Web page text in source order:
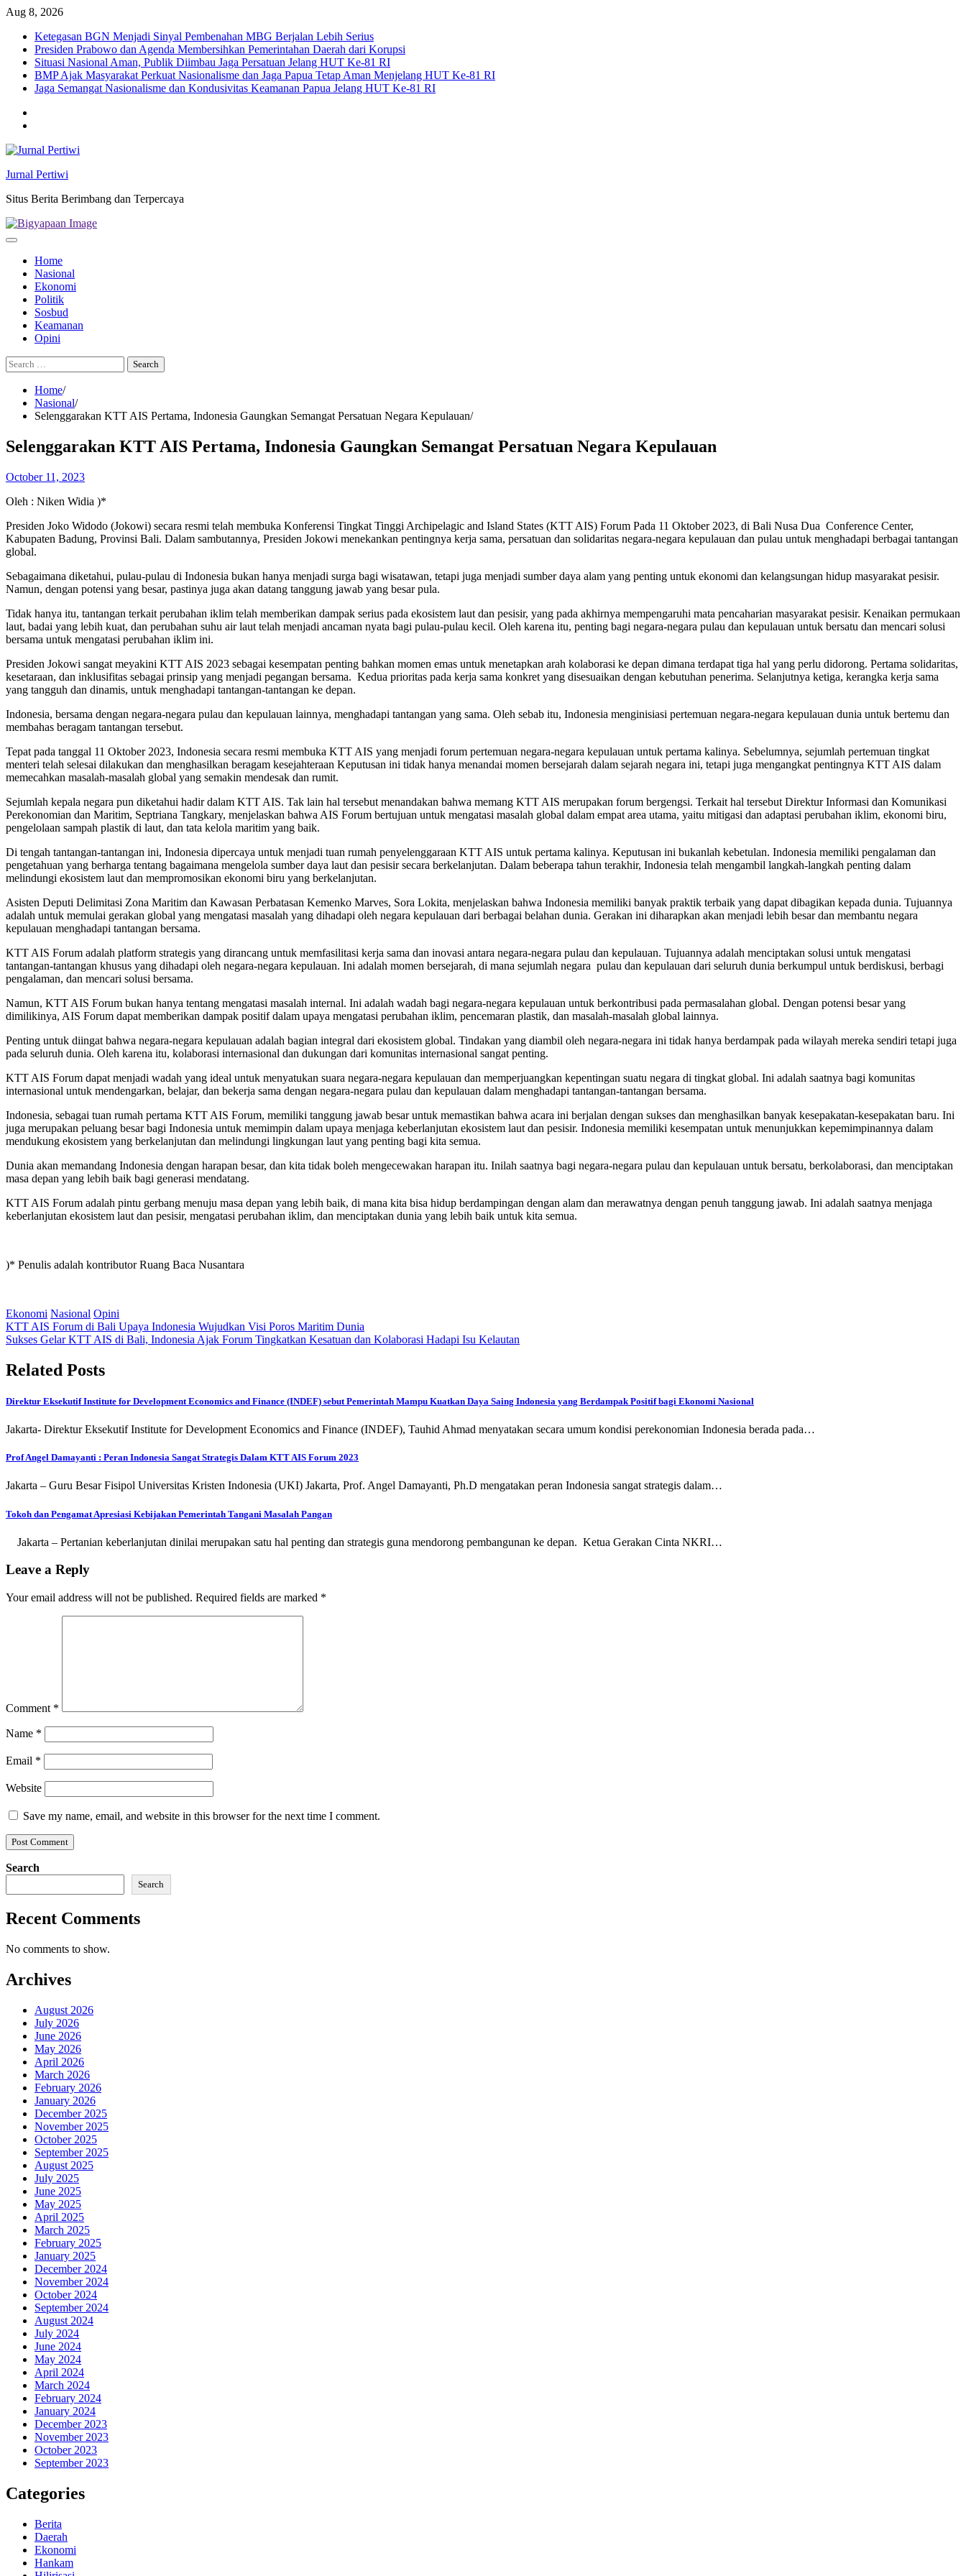
Skip
content
Aug 8, 2026
Ketegasan BGN Menjadi Sinyal Pembenahan MBG Berjalan Lebih Serius
Presiden Prabowo dan Agenda Membersihkan Pemerintahan Daerah dari Korupsi
Situasi Nasional Aman, Publik Diimbau Jaga Persatuan Jelang HUT Ke-81 RI
BMP Ajak Masyarakat Perkuat Nasionalisme dan Jaga Papua Tetap Aman Menjelang HUT Ke-81 RI
Jaga Semangat Nasionalisme dan Kondusivitas Keamanan Papua Jelang HUT Ke-81 RI
Jurnal Pertiwi
Situs Berita Berimbang dan Terpercaya
Home
Nasional
Ekonomi
Politik
Sosbud
Keamanan
Opini
Search
for:
Home
Nasional
Selenggarakan KTT AIS Pertama, Indonesia Gaungkan Semangat Persatuan Negara Kepulauan
Selenggarakan KTT AIS Pertama, Indonesia Gaungkan Semangat Persatuan Negara Kepulauan
October 11, 2023
Oleh : Niken Widia )*
Presiden Joko Widodo (Jokowi) secara resmi telah membuka Konferensi Tingkat Tinggi Archipelagic and Island States (KTT AIS) Forum Pada 11 Oktober 2023, di Bali Nusa Dua Conference Center,
Kabupaten Badung, Provinsi Bali. Dalam sambutannya, Presiden Jokowi menekankan pentingnya kerja sama, persatuan dan solidaritas negara-negara kepulauan dan pulau untuk menghadapi berbagai tantangan
global.
Sebagaimana diketahui, pulau-pulau di Indonesia bukan hanya menjadi surga bagi wisatawan, tetapi juga menjadi sumber daya alam yang penting untuk ekonomi dan kelangsungan hidup masyarakat pesisir.
Namun, dengan potensi yang besar, pastinya juga akan datang tanggung jawab yang besar pula.
Tidak hanya itu, tantangan terkait perubahan iklim telah memberikan dampak serius pada ekosistem laut dan pesisir, yang pada akhirnya mempengaruhi mata pencaharian masyarakat pesisir. Kenaikan permukaan
laut, badai yang lebih kuat, dan perubahan suhu air laut telah menjadi ancaman nyata bagi pulau-pulau kecil. Oleh karena itu, penting bagi negara-negara pulau dan kepulauan untuk bersatu dan mencari solusi
bersama untuk mengatasi perubahan iklim ini.
Presiden Jokowi sangat meyakini KTT AIS 2023 sebagai kesempatan penting bahkan momen emas untuk menetapkan arah kolaborasi ke depan dimana terdapat tiga hal yang perlu didorong. Pertama solidaritas,
kesetaraan, dan inklusifitas sebagai prinsip yang menjadi pegangan bersama. Kedua prioritas pada kerja sama konkret yang disesuaikan dengan kebutuhan penerima. Selanjutnya ketiga, kerangka kerja sama
yang tangguh dan dinamis, untuk menghadapi tantangan-tantangan ke depan.
Indonesia, bersama dengan negara-negara pulau dan kepulauan lainnya, menghadapi tantangan yang sama. Oleh sebab itu, Indonesia menginisiasi pertemuan negara-negara kepulauan dunia untuk bertemu dan
membahas beragam tantangan tersebut.
Tepat pada tanggal 11 Oktober 2023, Indonesia secara resmi membuka KTT AIS yang menjadi forum pertemuan negara-negara kepulauan untuk pertama kalinya. Sebelumnya, sejumlah pertemuan tingkat
menteri telah selesai dilakukan dan menghasilkan beragam kesejahteraan Keputusan ini tidak hanya menandai momen bersejarah dalam sejarah negara ini, tetapi juga mengangkat pentingnya KTT AIS dalam
memecahkan masalah-masalah global yang semakin mendesak dan rumit.
Sejumlah kepala negara pun diketahui hadir dalam KTT AIS. Tak lain hal tersebut menandakan bahwa memang KTT AIS merupakan forum bergengsi. Terkait hal tersebut Direktur Informasi dan Komunikasi
Perekonomian dan Maritim, Septriana Tangkary, menjelaskan bahwa AIS Forum bertujuan untuk mengatasi masalah global dalam empat area utama, yaitu mitigasi dan adaptasi perubahan iklim, ekonomi biru,
pengelolaan sampah plastik di laut, dan tata kelola maritim yang baik.
Di tengah tantangan-tantangan ini, Indonesia dipercaya untuk menjadi tuan rumah penyelenggaraan KTT AIS untuk pertama kalinya. Keputusan ini bukanlah kebetulan. Indonesia memiliki pengalaman dan
pengetahuan yang berharga tentang bagaimana mengelola sumber daya laut dan pesisir secara berkelanjutan. Dalam beberapa tahun terakhir, Indonesia telah mengambil langkah-langkah penting dalam
melindungi ekosistem laut dan mempromosikan ekonomi biru yang berkelanjutan.
Asisten Deputi Delimitasi Zona Maritim dan Kawasan Perbatasan Kemenko Marves, Sora Lokita, menjelaskan bahwa Indonesia memiliki banyak praktik terbaik yang dapat dibagikan kepada dunia. Tujuannya
adalah untuk memulai gerakan global yang mengatasi masalah yang dihadapi oleh negara kepulauan dari berbagai belahan dunia. Gerakan ini diharapkan akan menjadi lebih besar dan membantu negara
kepulauan menghadapi tantangan bersama.
KTT AIS Forum adalah platform strategis yang dirancang untuk memfasilitasi kerja sama dan inovasi antara negara-negara pulau dan kepulauan. Tujuannya adalah menciptakan solusi untuk mengatasi
tantangan-tantangan khusus yang dihadapi oleh negara-negara kepulauan. Ini adalah momen bersejarah, di mana sejumlah negara pulau dan kepulauan dari seluruh dunia berkumpul untuk berdiskusi, berbagi
pengalaman, dan mencari solusi bersama.
Namun, KTT AIS Forum bukan hanya tentang mengatasi masalah internal. Ini adalah wadah bagi negara-negara kepulauan untuk berkontribusi pada permasalahan global. Dengan potensi besar yang
dimilikinya, AIS Forum dapat memberikan dampak positif dalam upaya mengatasi perubahan iklim, pencemaran plastik, dan masalah-masalah global lainnya.
Penting untuk diingat bahwa negara-negara kepulauan adalah bagian integral dari ekosistem global. Tindakan yang diambil oleh negara-negara ini tidak hanya berdampak pada wilayah mereka sendiri tetapi juga
pada seluruh dunia. Oleh karena itu, kolaborasi internasional dan dukungan dari komunitas internasional sangat penting.
KTT AIS Forum dapat menjadi wadah yang ideal untuk menyatukan suara negara-negara kepulauan dan memperjuangkan kepentingan suatu negara di tingkat global. Ini adalah saatnya bagi komunitas
internasional untuk mendengarkan, belajar, dan bekerja sama dengan negara-negara pulau dan kepulauan dalam menghadapi tantangan-tantangan bersama.
Indonesia, sebagai tuan rumah pertama KTT AIS Forum, memiliki tanggung jawab besar untuk memastikan bahwa acara ini berjalan dengan sukses dan menghasilkan banyak kesepakatan-kesepakatan baru. Ini
juga merupakan peluang besar bagi Indonesia untuk memimpin dalam upaya menjaga keberlanjutan ekosistem laut dan pesisir. Indonesia memiliki kesempatan untuk menunjukkan kepemimpinannya dalam
mendukung ekosistem yang berkelanjutan dan melindungi lingkungan laut yang penting bagi kita semua.
Dunia akan memandang Indonesia dengan harapan besar, dan kita tidak boleh mengecewakan harapan itu. Inilah saatnya bagi negara-negara pulau dan kepulauan untuk bersatu, berkolaborasi, dan menciptakan
masa depan yang lebih baik bagi generasi mendatang.
KTT AIS Forum adalah pintu gerbang menuju masa depan yang lebih baik, di mana kita bisa hidup berdampingan dengan alam dan merawatnya dengan penuh tanggung jawab. Ini adalah saatnya menjaga
keberlanjutan ekosistem laut dan pesisir, mengatasi perubahan iklim, dan menciptakan dunia yang lebih baik untuk kita semua.
)* Penulis adalah kontributor Ruang Baca Nusantara
Ekonomi Nasional Opini
Post
navigation
KTT AIS Forum di Bali Upaya Indonesia Wujudkan Visi Poros Maritim Dunia
Sukses Gelar KTT AIS di Bali, Indonesia Ajak Forum Tingkatkan Kesatuan dan Kolaborasi Hadapi Isu Kelautan
Related Posts
Direktur Eksekutif Institute for Development Economics and Finance (INDEF) sebut Pemerintah Mampu Kuatkan Daya Saing Indonesia yang Berdampak Positif bagi Ekonomi Nasional
Jakarta- Direktur Eksekutif Institute for Development Economics and Finance (INDEF), Tauhid Ahmad menyatakan secara umum kondisi perekonomian Indonesia berada pada…
Prof Angel Damayanti : Peran Indonesia Sangat Strategis Dalam KTT AIS Forum 2023
Jakarta – Guru Besar Fisipol Universitas Kristen Indonesia (UKI) Jakarta, Prof. Angel Damayanti, Ph.D mengatakan peran Indonesia sangat strategis dalam…
Tokoh dan Pengamat Apresiasi Kebijakan Pemerintah Tangani Masalah Pangan
Jakarta – Pertanian keberlanjutan dinilai merupakan satu hal penting dan strategis guna mendorong pembangunan ke depan. Ketua Gerakan Cinta NKRI…
Leave a Reply
Your email address will not be published. Required fields are marked *
Comment *
Name *
Email *
Website
Save my name, email, and website in this browser for the next time I comment.
Search
Search
Recent Comments
No comments to show.
Archives
August 2026
July 2026
June 2026
May 2026
April 2026
March 2026
February 2026
January 2026
December 2025
November 2025
October 2025
September 2025
August 2025
July 2025
June 2025
May 2025
April 2025
March 2025
February 2025
January 2025
December 2024
November 2024
October 2024
September 2024
August 2024
July 2024
June 2024
May 2024
April 2024
March 2024
February 2024
January 2024
December 2023
November 2023
October 2023
September 2023
Categories
Berita
Daerah
Ekonomi
Hankam